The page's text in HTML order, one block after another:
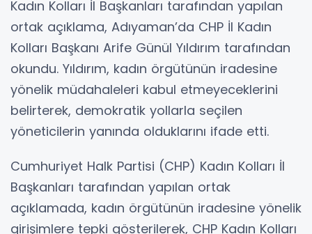
Kadın Kolları İl Başkanları tarafından yapılan
ortak açıklama, Adıyaman’da CHP İl Kadın
Kolları Başkanı Arife Günül Yıldırım tarafından
okundu. Yıldırım, kadın örgütünün iradesine
yönelik müdahaleleri kabul etmeyeceklerini
belirterek, demokratik yollarla seçilen
yöneticilerin yanında olduklarını ifade etti.
Cumhuriyet Halk Partisi (CHP) Kadın Kolları İl
Başkanları tarafından yapılan ortak
açıklamada, kadın örgütünün iradesine yönelik
girişimlere tepki gösterilerek, CHP Kadın Kolları